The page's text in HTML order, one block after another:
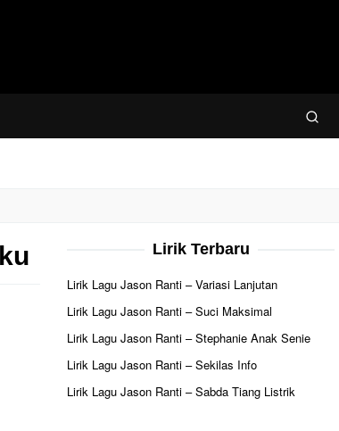
Lirik Terbaru
Lirik Lagu Jason Ranti – Variasi Lanjutan
Lirik Lagu Jason Ranti – Suci Maksimal
Lirik Lagu Jason Ranti – Stephanie Anak Senie
Lirik Lagu Jason Ranti – Sekilas Info
Lirik Lagu Jason Ranti – Sabda Tiang Listrik